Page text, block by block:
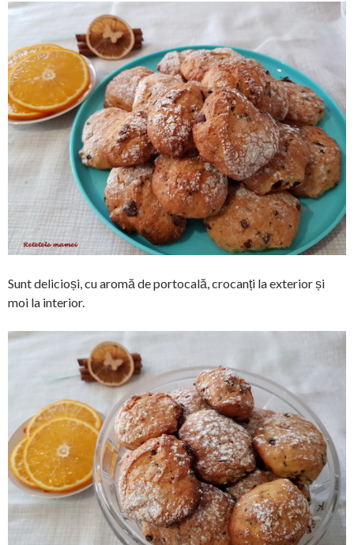
Sunt delicioși, cu aromă de portocală, crocanți la exterior și
moi la interior.